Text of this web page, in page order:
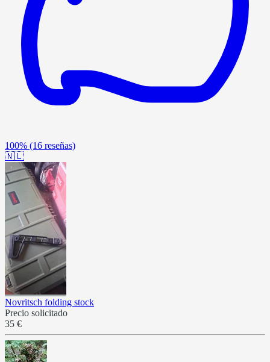
100% (16 reseñas)
🇳🇱
Novritsch folding stock
Precio solicitado
35 €